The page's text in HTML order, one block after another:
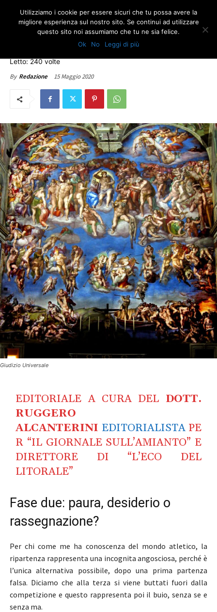
ULTIME NOTIZIE
Fase due, la ripartenza
Letto: 240 volte
By Redazione 15 Maggio 2020
Giudizio Universale
EDITORIALE A CURA DEL DOTT.
RUGGERO
ALCANTERINI EDITORIALISTA PE
R “IL GIORNALE SULL’AMIANTO” E
DIRETTORE DI “L’ECO DEL
LITORALE”
Fase due: paura, desiderio o
rassegnazione?
Per chi come me ha conoscenza del mondo atletico, la
ripartenza rappresenta una incognita angosciosa, perché è
l’unica alternativa possibile, dopo una prima partenza
falsa. Diciamo che alla terza si viene buttati fuori dalla
competizione e questo rappresenta poi il buio, senza se e
senza ma.
Utilizziamo i cookie per essere sicuri che tu possa avere la
migliore esperienza sul nostro sito. Se continui ad utilizzare
questo sito noi assumiamo che tu ne sia felice.
Ok
No Leggi di più